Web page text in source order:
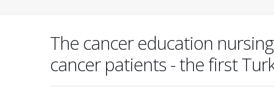
The cancer education
cancer patients - the first